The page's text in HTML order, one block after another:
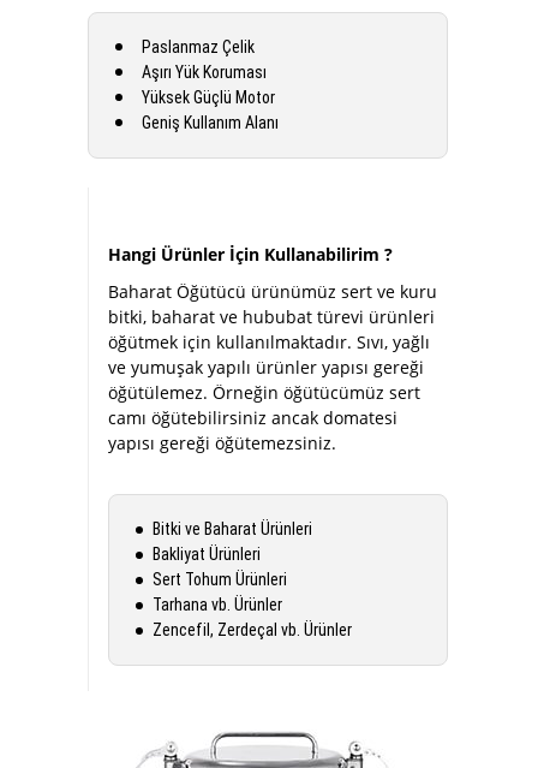
Paslanmaz Çelik
Aşırı Yük Koruması
Yüksek Güçlü Motor
Geniş Kullanım Alanı
Hangi Ürünler İçin Kullanabilirim ?
Baharat Öğütücü ürünümüz sert ve kuru
bitki, baharat ve hububat türevi ürünleri
öğütmek için kullanılmaktadır. Sıvı, yağlı
ve yumuşak yapılı ürünler yapısı gereği
öğütülemez. Örneğin öğütücümüz sert
camı öğütebilirsiniz ancak domatesi
yapısı gereği öğütemezsiniz.
Bitki ve Baharat Ürünleri
Bakliyat Ürünleri
Sert Tohum Ürünleri
Tarhana vb. Ürünler
Zencefil, Zerdeçal vb. Ürünler